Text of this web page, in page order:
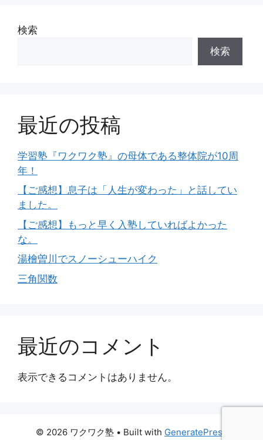
検索
検索
最近の投稿
学習塾『ワクワク塾』の母体である整体院が10周
年！
【ご感想】息子は「人生が変わった」と話してい
ました。
【ご感想】もっと早く入塾していればよかった
な。
湯檜曽川でスノーシューハイク
三角関数
最近のコメント
表示できるコメントはありません。
© 2026 ワクワク塾 • Built with GeneratePress